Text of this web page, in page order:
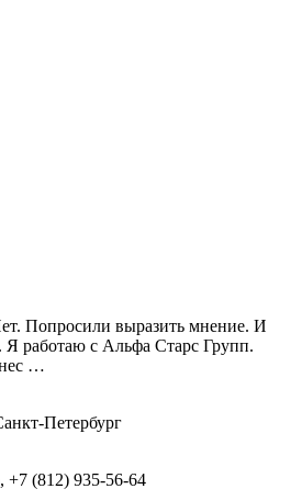
Попросили выразить мнение. И
Я работаю с Альфа Старс Групп.
…
Петербург
+7 (812) 935-56-64